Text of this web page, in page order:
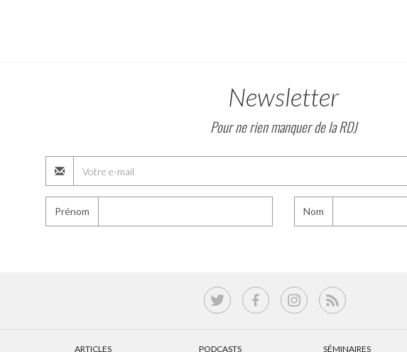
Newsletter
Pour ne rien manquer de la RDJ
Prénom Nom
ARTICLES PODCASTS SÉMINAIRES